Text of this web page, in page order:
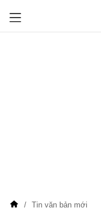
Tin văn bản mới